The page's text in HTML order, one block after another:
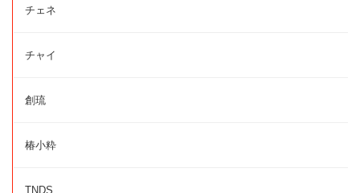
チェネ
チャイ
創琉
椿小粋
TNDS